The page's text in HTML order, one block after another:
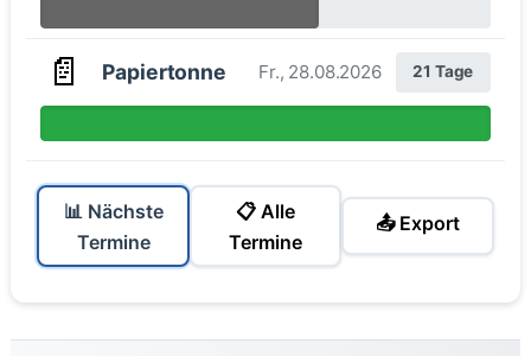
📄 Papiertonne Fr., 28.08.2026 21 Tage
📊 Nächste
Termine
📋 Alle
Termine
📤 Export